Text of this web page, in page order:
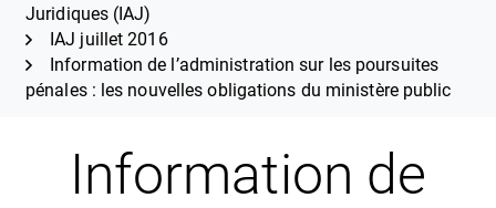
Juridiques (IAJ)
IAJ juillet 2016
Information de l’administration sur les poursuites
pénales : les nouvelles obligations du ministère public
Information de